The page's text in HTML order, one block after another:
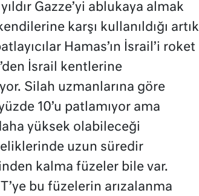
Gazze’yi ablukaya almak
karşı kullanıldığı artık
Hamas’ın İsrail’i roket
İsrail kentlerine
Silah uzmanlarına göre
10’u patlamıyor ama
yüksek olabileceği
uzun süredir
kalma füzeler bile var.
bu füzelerin arızalanma